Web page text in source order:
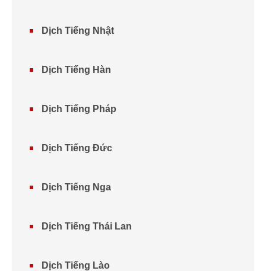
Dịch Tiếng Nhật
Dịch Tiếng Hàn
Dịch Tiếng Pháp
Dịch Tiếng Đức
Dịch Tiếng Nga
Dịch Tiếng Thái Lan
Dịch Tiếng Lào